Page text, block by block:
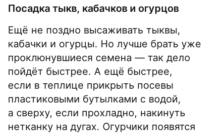
Посадка тыкв, кабачков и огурцов
Ещё не поздно высаживать тыквы,
кабачки и огурцы. Но лучше брать уже
проклюнувшиеся семена — так дело
пойдёт быстрее. А ещё быстрее,
если в теплице прикрыть посевы
пластиковыми бутылками с водой,
а сверху, если прохладно, накинуть
нетканку на дугах. Огурчики появятся